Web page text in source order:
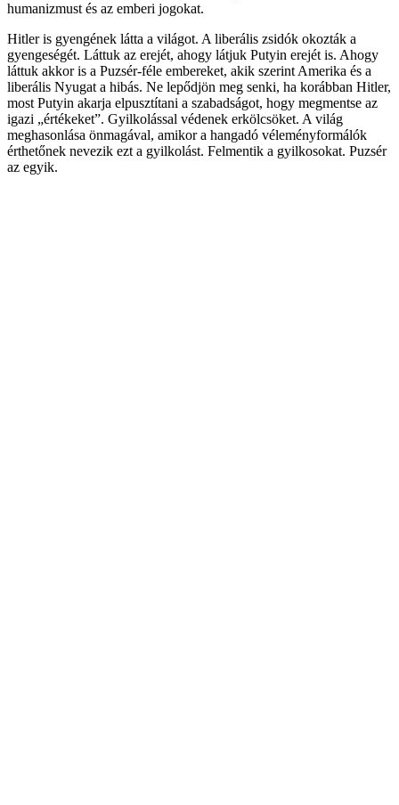
humanizmust és az emberi jogokat.
Hitler is gyengének látta a világot. A liberális zsidók okozták a
gyengeségét. Láttuk az erejét, ahogy látjuk Putyin erejét is. Ahogy
láttuk akkor is a Puzsér-féle embereket, akik szerint Amerika és a
liberális Nyugat a hibás. Ne lepődjön meg senki, ha korábban Hitler,
most Putyin akarja elpusztítani a szabadságot, hogy megmentse az
igazi „értékeket”. Gyilkolással védenek erkölcsöket. A világ
meghasonlása önmagával, amikor a hangadó véleményformálók
érthetőnek nevezik ezt a gyilkolást. Felmentik a gyilkosokat. Puzsér
az egyik.